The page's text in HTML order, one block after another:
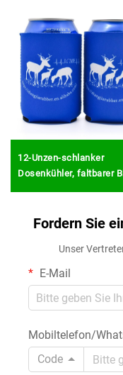
12-Unzen-schlanker
Dosenkühler, faltbarer
Dosenhüllschlauch,
Fordern Sie
Unser
E-Mail
Mobiltelefon/
Code